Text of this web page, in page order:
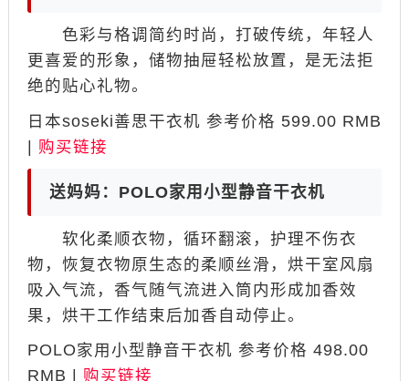
色彩与格调简约时尚，打破传统，年轻人
更喜爱的形象，储物抽屉轻松放置，是无法拒
绝的贴心礼物。
日本soseki善思干衣机 参考价格 599.00 RMB
| 购买链接
送妈妈：POLO家用小型静音干衣机
软化柔顺衣物，循环翻滚，护理不伤衣
物，恢复衣物原生态的柔顺丝滑，烘干室风扇
吸入气流，香气随气流进入筒内形成加香效
果，烘干工作结束后加香自动停止。
POLO家用小型静音干衣机 参考价格 498.00
RMB | 购买链接